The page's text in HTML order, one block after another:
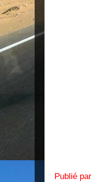
Publié par